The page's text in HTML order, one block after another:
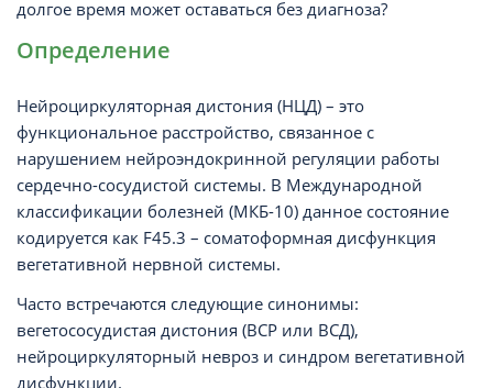
долгое время может оставаться без диагноза?
Определение
Нейроциркуляторная дистония (НЦД) – это
функциональное расстройство, связанное с
нарушением нейроэндокринной регуляции работы
сердечно-сосудистой системы. В Международной
классификации болезней (МКБ-10) данное состояние
кодируется как F45.3 – соматоформная дисфункция
вегетативной нервной системы.
Часто встречаются следующие синонимы:
вегетососудистая дистония (ВСР или ВСД),
нейроциркуляторный невроз и синдром вегетативной
дисфункции.